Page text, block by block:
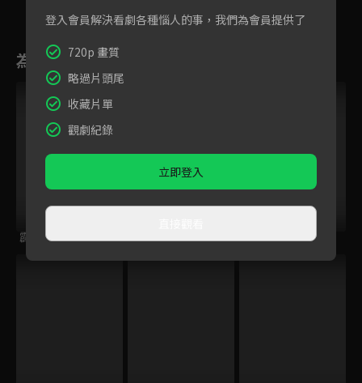
18 19 20 21
為您推薦
霹靂劫之闍城血印 霹靂異數之萬里征途 霹靂刀鋒
登入會員解決看劇各種惱人的事，我們為會員提供了
720p 畫質
略過片頭尾
收藏片單
觀劇紀錄
立即登入